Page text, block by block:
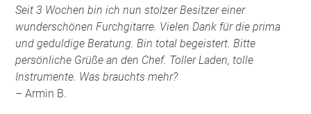
Seit 3 Wochen bin ich nun stolzer Besitzer einer
wunderschönen Furchgitarre. Vielen Dank für die prima
und geduldige Beratung. Bin total begeistert. Bitte
persönliche Grüße an den Chef. Toller Laden, tolle
Instrumente. Was brauchts mehr?
– Armin B.